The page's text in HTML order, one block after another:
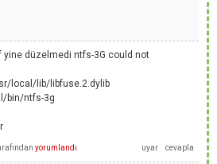
düzelmedi ntfs-3G could not
local/lib/libfuse.2.dylib
bin/ntfs-3g
yorumlandı